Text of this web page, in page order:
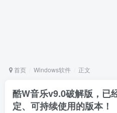
首页 Windows软件 正文
酷W音乐v9.0破解版，已
定、可持续使用的版本！